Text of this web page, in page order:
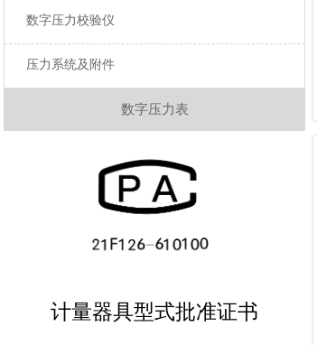
数字压力校验仪
压力系统及附件
数字压力表
计量器具型式批准证书